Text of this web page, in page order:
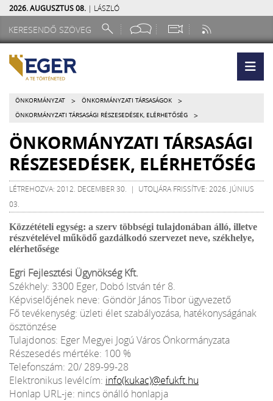
2026. AUGUSZTUS 08. | LÁSZLÓ
ÖNKORMÁNYZAT > ÖNKORMÁNYZATI TÁRSASÁGOK >
ÖNKORMÁNYZATI TÁRSASÁGI RÉSZESEDÉSEK, ELÉRHETŐSÉG >
ÖNKORMÁNYZATI TÁRSASÁGI
RÉSZESEDÉSEK, ELÉRHETŐSÉG
LÉTREHOZVA: 2012. DECEMBER 30. | UTOLJÁRA FRISSÍTVE: 2026. JÚNIUS
03.
Közzétételi egység: a szerv többségi tulajdonában álló, illetve
részvételével működő gazdálkodó szervezet neve, székhelye,
elérhetősége
Egri Fejlesztési Ügynökség Kft.
Székhely: 3300 Eger, Dobó István tér 8.
Képviselőjének neve: Göndör János Tibor ügyvezető
Fő tevékenység: üzleti élet szabályozása, hatékonyságának
ösztönzése
Tulajdonos: Eger Megyei Jogú Város Önkormányzata
Részesedés mértéke: 100 %
Telefonszám: 20/ 289-99-28
Elektronikus levélcím: info(kukac)@efukft.hu
Honlap URL-je: nincs önálló honlapja